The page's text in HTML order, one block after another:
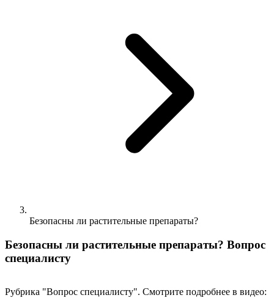
Безопасны ли растительные препараты?
Безопасны ли растительные препараты? Вопрос
специалисту
Рубрика "Вопрос специалисту". Смотрите подробнее в видео: